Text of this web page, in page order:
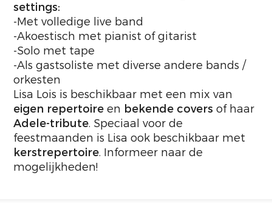
settings:
-Met volledige live band
-Akoestisch met pianist of gitarist
-Solo met tape
-Als gastsoliste met diverse andere bands /
orkesten
Lisa Lois is beschikbaar met een mix van
eigen repertoire en bekende covers of haar
Adele-tribute. Speciaal voor de
feestmaanden is Lisa ook beschikbaar met
kerstrepertoire. Informeer naar de
mogelijkheden!